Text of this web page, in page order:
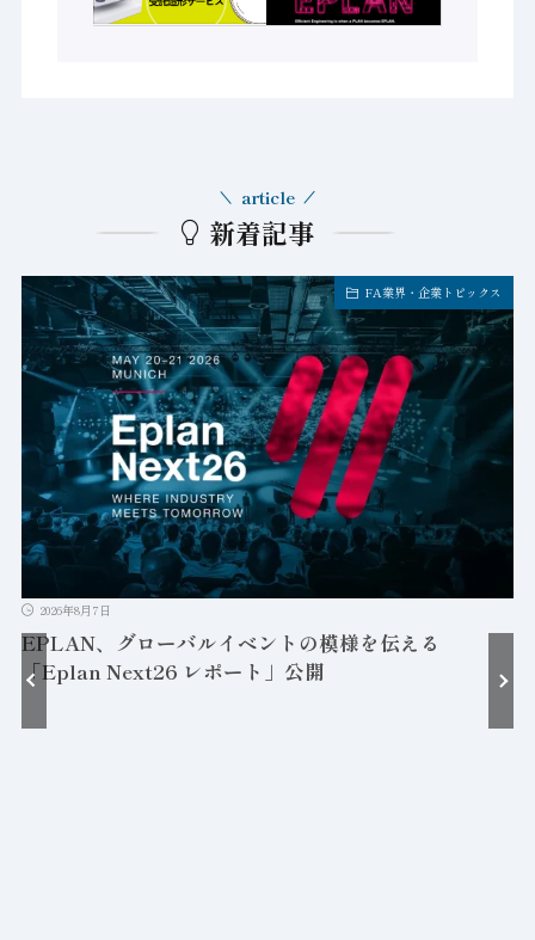
新着記事
article
FA業界・企業トピックス
2026年8月7日
EPLAN、グローバルイベントの模様を伝える
「Eplan Next26 レポート」公開